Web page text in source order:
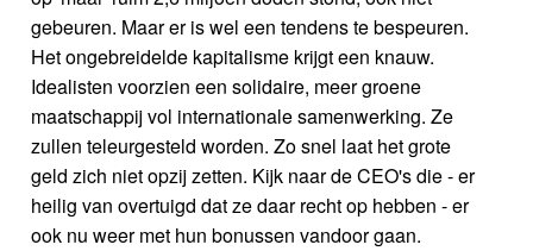
gebeuren. Maar er is wel een tendens te bespeuren.
Het ongebreidelde kapitalisme krijgt een knauw.
Idealisten voorzien een solidaire, meer groene
maatschappij vol internationale samenwerking. Ze
zullen teleurgesteld worden. Zo snel laat het grote
geld zich niet opzij zetten. Kijk naar de CEO's die - er
heilig van overtuigd dat ze daar recht op hebben - er
ook nu weer met hun bonussen vandoor gaan.